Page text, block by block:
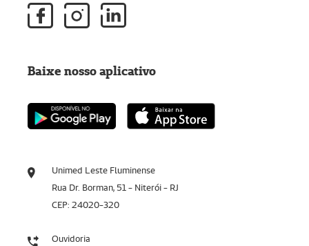
Unimed Leste Fluminense
Rua Dr. Borman, 51 - Niterói - RJ
CEP: 24020-320
Ouvidoria
Baixe nosso aplicativo